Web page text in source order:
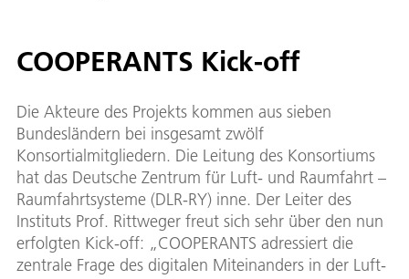
COOPERANTS Kick-off
Die Akteure des Projekts kommen aus sieben
Bundesländern bei insgesamt zwölf
Konsortialmitgliedern. Die Leitung des Konsortiums
hat das Deutsche Zentrum für Luft- und Raumfahrt –
Raumfahrtsysteme (DLR-RY) inne. Der Leiter des
Instituts Prof. Rittweger freut sich sehr über den nun
erfolgten Kick-off: „COOPERANTS adressiert die
zentrale Frage des digitalen Miteinanders in der Luft-